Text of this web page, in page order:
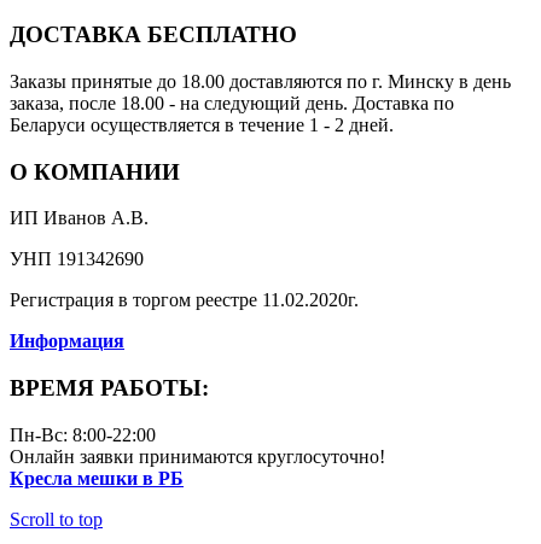
ДОСТАВКА БЕСПЛАТНО
Заказы принятые до 18.00 доставляются по г. Минску в день
заказа, после 18.00 - на следующий день. Доставка по
Беларуси осуществляется в течение 1 - 2 дней.
О КОМПАНИИ
ИП Иванов А.В.
УНП 191342690
Регистрация в торгом реестре 11.02.2020г.
Информация
ВРЕМЯ РАБОТЫ:
Пн-Вс: 8:00-22:00
Онлайн заявки принимаются круглосуточно!
Кресла мешки в РБ
Scroll to top